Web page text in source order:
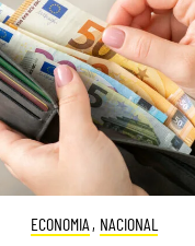
ECONOMIA , NACIONAL